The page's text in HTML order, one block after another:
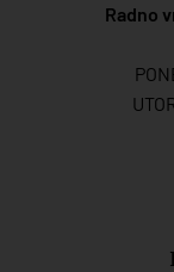
Radno